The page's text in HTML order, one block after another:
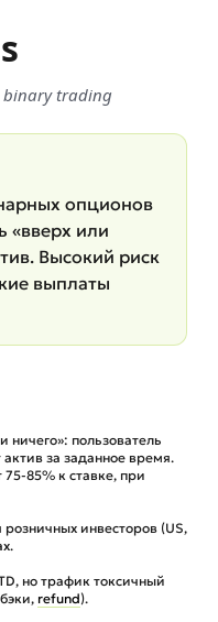
trading
опционов
«вверх или
Высокий риск
выплаты
ничего»: пользователь
за заданное время.
85% к ставке, при
инвесторов (US,
но трафик токсичный
refund).